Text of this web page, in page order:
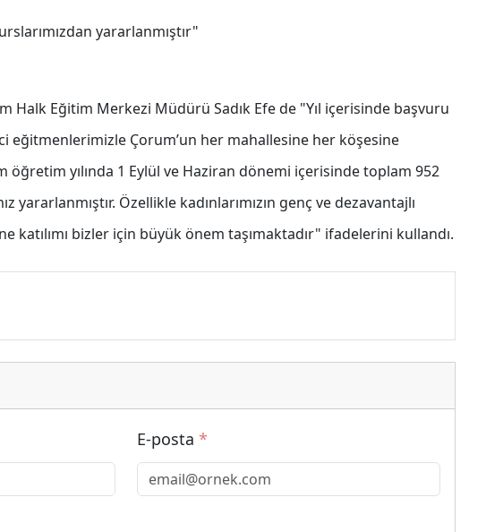
yararlanmıştır"
Halk Eğitim Merkezi Müdürü Sadık Efe de "Yıl içerisinde başvuru
eğitmenlerimizle Çorum’un her mahallesine her köşesine
öğretim yılında 1 Eylül ve Haziran dönemi içerisinde toplam 952
yararlanmıştır. Özellikle kadınlarımızın genç ve dezavantajlı
katılımı bizler için büyük önem taşımaktadır" ifadelerini kullandı.
E-posta *